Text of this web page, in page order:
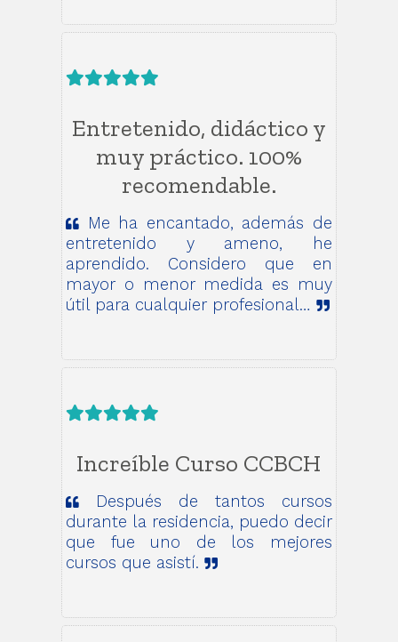
Entretenido, didáctico y
muy práctico. 100%
recomendable.
Me ha encantado, además de
entretenido y ameno, he
aprendido. Considero que en
mayor o menor medida es muy
útil para cualquier profesional…
Increíble Curso CCBCH
Después de tantos cursos
durante la residencia, puedo decir
que fue uno de los mejores
cursos que asistí.